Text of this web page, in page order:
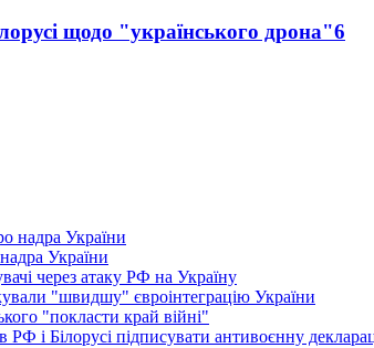
щодо "українського дрона"6
України
через атаку РФ на Україну
"швидшу" євроінтеграцію України
"покласти край війні"
РФ і Білорусі підписувати антивоєнну